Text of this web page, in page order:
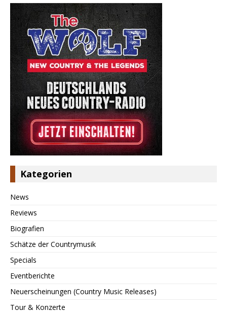
Kategorien
News
Reviews
Biografien
Schätze der Countrymusik
Specials
Eventberichte
Neuerscheinungen (Country Music Releases)
Tour & Konzerte